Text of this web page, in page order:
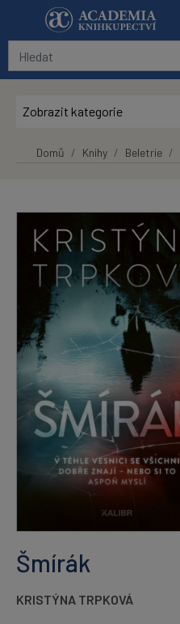
Přeskočit na hlavní obsah
Zobrazit kategorie
Domů Knihy Beletrie
Šmírák
KRISTÝNA TRPKOVÁ